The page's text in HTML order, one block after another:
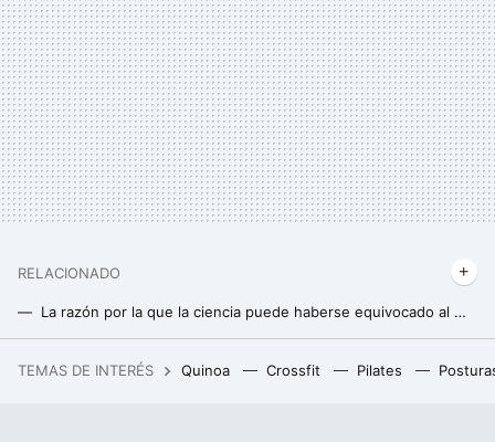
RELACIONADO
La razón por la que la ciencia puede haberse equivocado al medir el aumento de masa muscular en los estudios
Con 12 GB de RAM y 256 GB, este móvil Motorola tiene mucho que ofrecerte por menos de 170 euros
TEMAS DE INTERÉS Quinoa Crossfit Pilates